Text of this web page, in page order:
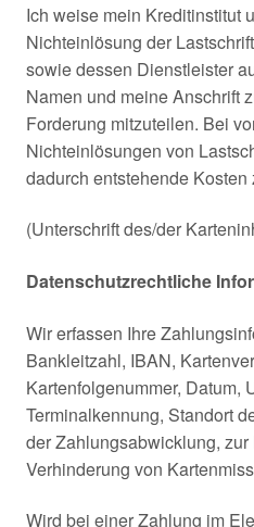
Ich weise mein Kreditinstitut
Nichteinlösung der
sowie dessen Dienstleister
Namen und meine Anschrift
Forderung mitzuteilen. Bei
Nichteinlösungen von
dadurch entstehende Kosten
(Unterschrift des/der
Datenschutzrechtliche
Wir erfassen Ihre
Bankleitzahl, IBAN,
Kartenfolgenummer, Datum,
Terminalkennung, Standort
der Zahlungsabwicklung,
Verhinderung von
Wird bei einer Zahlung im